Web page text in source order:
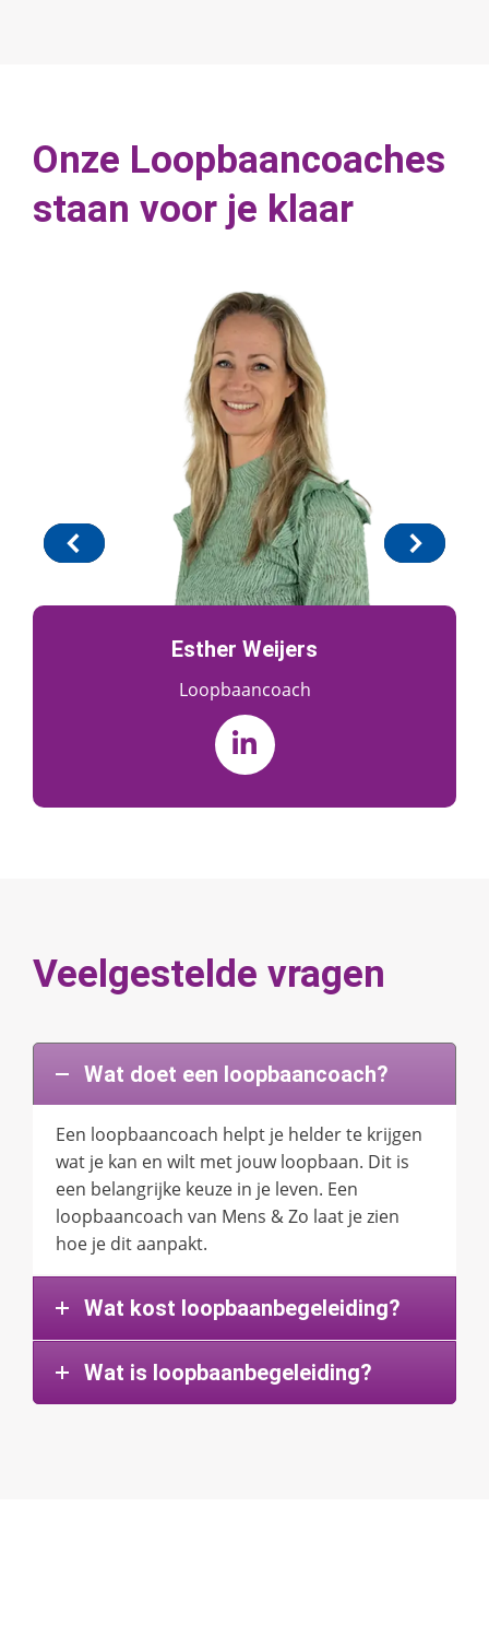
Onze Loopbaancoaches
staan voor je klaar
Esther Weijers
Loopbaancoach
Veelgestelde vragen
Wat doet een loopbaancoach?
Een loopbaancoach helpt je helder te krijgen
wat je kan en wilt met jouw loopbaan. Dit is
een belangrijke keuze in je leven. Een
loopbaancoach van Mens & Zo laat je zien
hoe je dit aanpakt.
Wat kost loopbaanbegeleiding?
Wat is loopbaanbegeleiding?